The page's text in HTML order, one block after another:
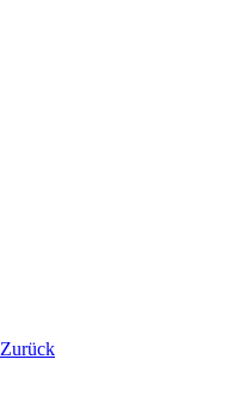
Zurück